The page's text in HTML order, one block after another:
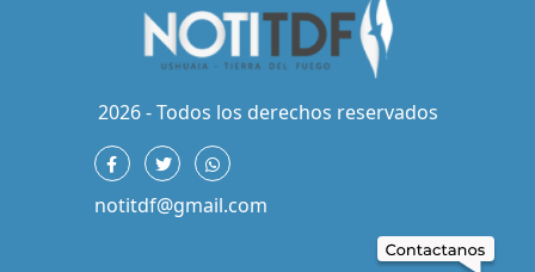
2026 - Todos los derechos reservados
notitdf@gmail.com